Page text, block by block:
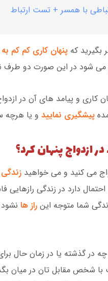
با همسر + تست ارتباط
بگیرید که پنهان کاری کم کم
شود در این صورت دو طرف
کاری و پیامد های آن در
پیشگیری نمایید و یا هرچه
ازدواج پنهان کرد؟
می کنید و می خواهید زندگی
احتمال دارد در زندگی
شما متوجه این راز ها
گذشته یا در زمان حال
شخص مقابل تان در میان